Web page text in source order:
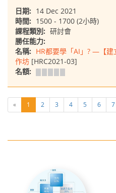
日期: 14 Dec 2021
時間: 1500 - 1700 (2小時)
課程類別: 研討會
勝任能力:
名稱: HR都要學「AI」? —【
作坊 [HRC2021-03]
名額:
« 1 2 3 4 5 6 7